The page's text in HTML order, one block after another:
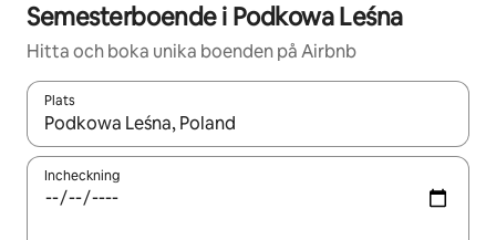
Semesterboende i Podkowa Leśna
Hitta och boka unika boenden på Airbnb
Plats
När resultaten är tillgängliga kan du navigera med upp- och
Incheckning